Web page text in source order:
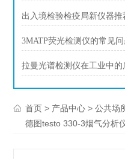
出入境检验检疫局新仪器推
3MATP荧光检测仪的常见
拉曼光谱检测仪在工业中的
首页 > 产品中心 >公共场
德图testo 330-3烟气分析